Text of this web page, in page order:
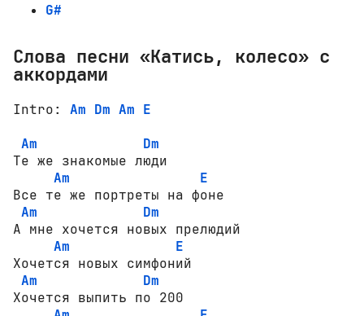
G#
Слова песни «Катись, колесо» с
аккордами
Intro: Am Dm Am E
Am
Dm
Те же знакомые люди
Am
E
Все те же портреты на фоне
Am
Dm
А мне хочется новых прелюдий
Am
E
Хочется новых симфоний
Am
Dm
Хочется выпить по 200